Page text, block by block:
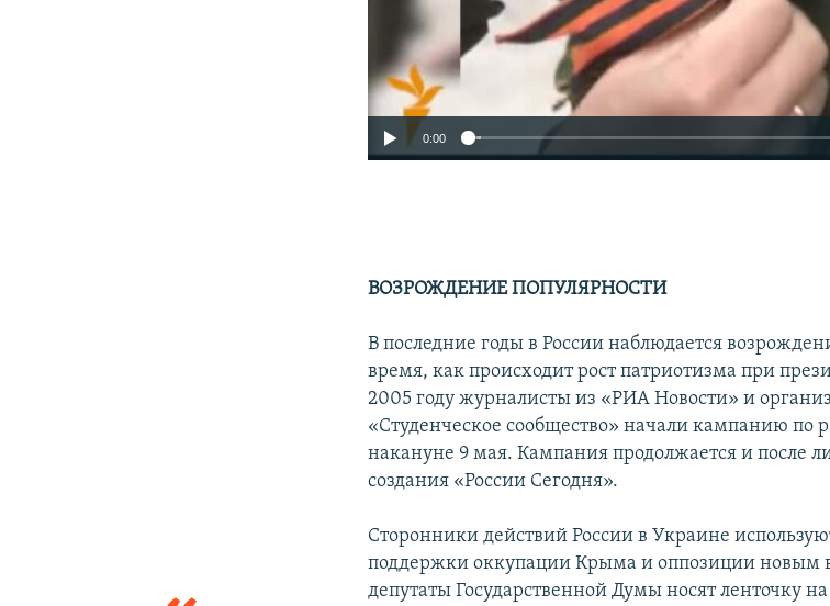
0:00
ВОЗРОЖДЕНИЕ ПОПУЛЯРНОСТИ
В последние годы в России наблюдается
время, как происходит рост патриотизма при
2005 году журналисты из «РИА Новости» и
«Студенческое сообщество» начали кампанию по
накануне 9 мая. Кампания продолжается и после
создания «России Сегодня».
Сторонники действий России в Украине
поддержки оккупации Крыма и оппозиции новым
депутаты Государственной Думы носят ленточку